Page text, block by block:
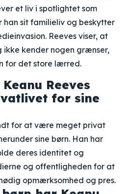
et liv i spotlightet som
han sit familieliv og beskytter
Reeves viser, at
kender nogen grænser,
for det store lærred.
Reeves
for sine
for at være meget privat
sine børn. Han har
deres identitet og
og offentligheden for at
opmærksomhed og pres.